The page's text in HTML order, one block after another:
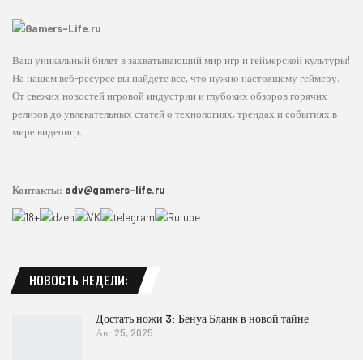
Ваш уникальный билет в захватывающий мир игр и геймерской культуры!
На нашем веб-ресурсе вы найдете все, что нужно настоящему геймеру.
От свежих новостей игровой индустрии и глубоких обзоров горячих
релизов до увлекательных статей о технологиях, трендах и событиях в
мире видеоигр.
Контакты: adv@gamers-life.ru
НОВОСТЬ НЕДЕЛИ:
Достать ножи 3: Бенуа Бланк в новой тайне
Авг 25, 2025